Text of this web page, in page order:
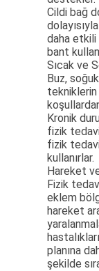
Cildi bağ
daha
bant
Sıcak ve
Buz,
tekniklerin
Kronik
fizik
fizik
kullanırlar.
Hareket
Fizik
eklem
hareket
planına
şekilde